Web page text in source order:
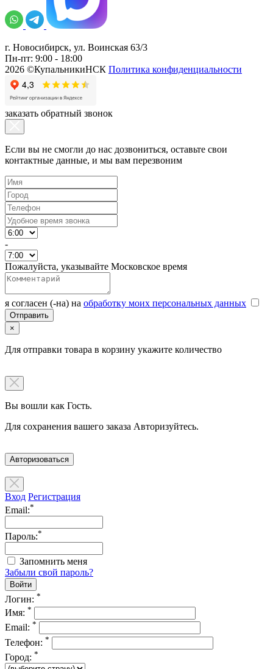
г. Новосибирск, ул. Воинская 63/3
Пн-пт: 9:00 - 18:00
2026 ©КупальникиНСК Политика конфиденциальности
заказать обратный звонок
Если вы не смогли до нас дозвониться, оставьте свои
контактные данные, и мы вам перезвоним
-
Пожалуйста, указывайте Московское время
я согласен (-на) на обработку моих персональных данных
×
Для отправки товара в корзину укажите количество
Вы вошли как Гость.
Для сохранения вашего заказа Авторизуйтесь.
Авторизоваться
Вход Регистрация
Email:*
Пароль:*
Запомнить меня
Забыли свой пароль?
Логин: *
Имя: *
Email: *
Телефон: *
Город: *